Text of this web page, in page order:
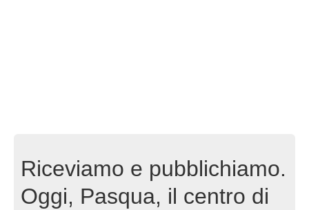
Riceviamo e pubblichiamo.
Oggi, Pasqua, il centro di